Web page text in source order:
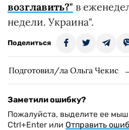
возглавить?" в
недели. Украина".
Поделиться
Подготовил/ла Ольга Чекис
Заметили ошибку?
Пожалуйста, выделите ее
Ctrl+Enter или Отправить